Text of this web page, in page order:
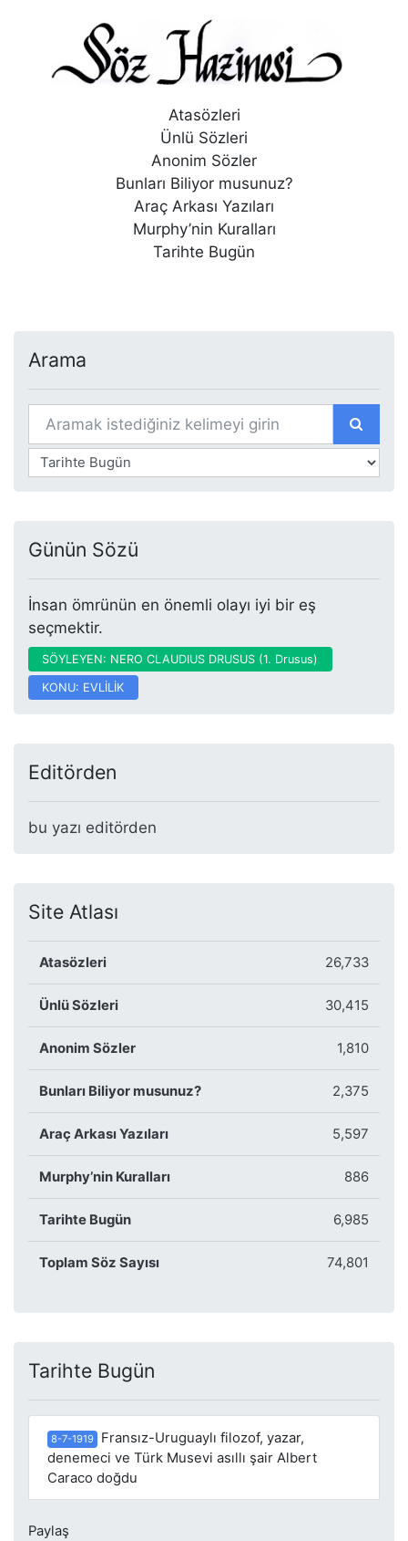
Atasözleri
Ünlü Sözleri
Anonim Sözler
Bunları Biliyor musunuz?
Araç Arkası Yazıları
Murphy’nin Kuralları
Tarihte Bugün
Arama
Günün Sözü
İnsan ömrünün en önemli olayı iyi bir eş
seçmektir.
SÖYLEYEN: NERO CLAUDIUS DRUSUS (1. Drusus)
KONU: EVLİLİK
Editörden
bu yazı editörden
Site Atlası
Atasözleri 26,733
Ünlü Sözleri 30,415
Anonim Sözler 1,810
Bunları Biliyor musunuz? 2,375
Araç Arkası Yazıları 5,597
Murphy’nin Kuralları 886
Tarihte Bugün 6,985
Toplam Söz Sayısı 74,801
Tarihte Bugün
8-7-1919
Fransız-Uruguaylı filozof, yazar,
denemeci ve Türk Musevi asıllı şair Albert
Caraco doğdu
Paylaş